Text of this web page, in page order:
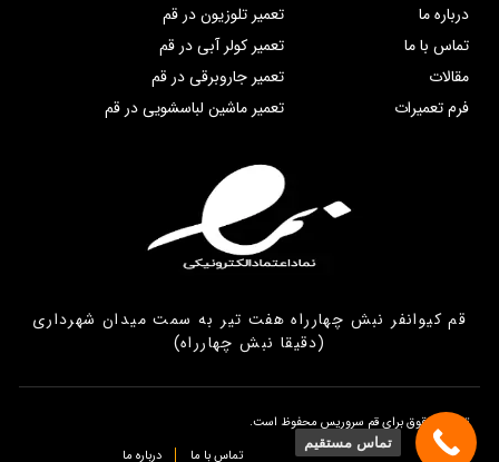
درباره ما
تماس با ما
مقالات
فرم تعمیرات
تعمیر تلوزیون در قم
تعمیر کولر آبی در قم
تعمیر جاروبرقی در قم
تعمیر ماشین لباسشویی در قم
قم کیوانفر نبش چهارراه هفت تیر به سمت میدان شهرداری
(دقیقا نبش چهارراه)
تمامی حقوق برای قم سروریس محفوظ است.
تماس با ما
درباره ما
تماس مستقیم